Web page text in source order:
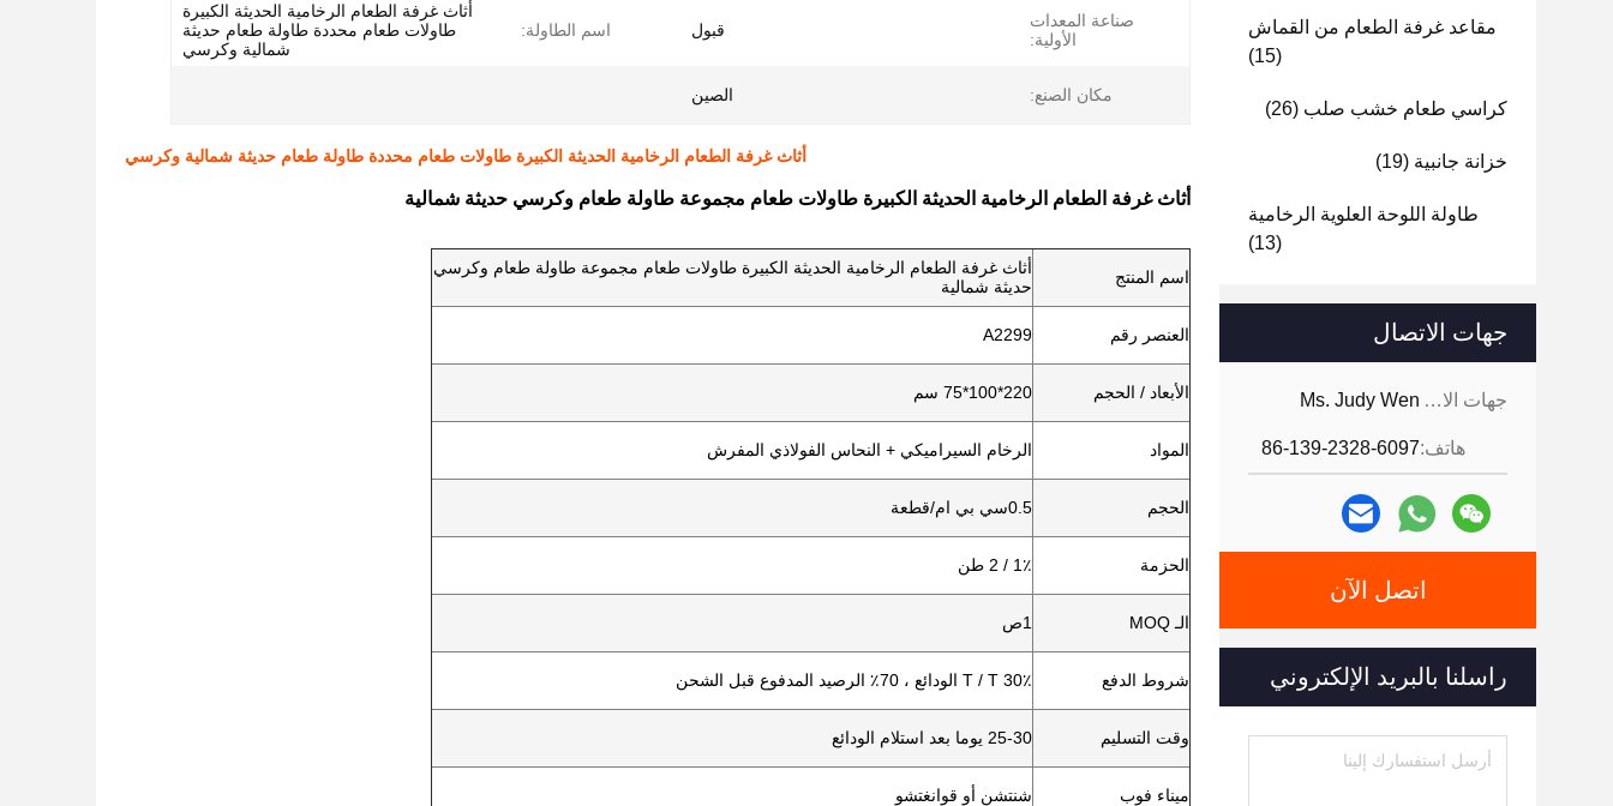
مقاعد غرفة الطعام من القماش
(15)
كراسي طعام خشب صلب (26)
خزانة جانبية (19)
طاولة اللوحة العلوية الرخامية
(13)
جهات الاتصال
جهات الاتصال: Ms. Judy Wen
هاتف:86-139-2328-6097
اتصل الآن
راسلنا بالبريد الإلكتروني
صناعة المعدات
الأولية:
قبول اسم الطاولة:
أثاث غرفة الطعام الرخامية الحديثة الكبيرة
طاولات طعام محددة طاولة طعام حديثة
شمالية وكرسي
مكان الصنع: الصين
أثاث غرفة الطعام الرخامية الحديثة الكبيرة طاولات طعام محددة طاولة طعام حديثة شمالية وكرسي
أثاث غرفة الطعام الرخامية الحديثة الكبيرة طاولات طعام مجموعة طاولة طعام وكرسي حديثة شمالية
اسم المنتج
أثاث غرفة الطعام الرخامية الحديثة الكبيرة طاولات طعام مجموعة طاولة طعام وكرسي
حديثة شمالية
العنصر رقم A2299
الأبعاد / الحجم 220*100*75 سم
المواد الرخام السيراميكي + النحاس الفولاذي المفرش
الحجم 0.5سي بي ام/قطعة
الحزمة 1٪ / 2 طن
الـ MOQ 1ص
شروط الدفع T / T 30٪ الودائع ، 70٪ الرصيد المدفوع قبل الشحن
وقت التسليم 25-30 يوما بعد استلام الودائع
ميناء فوب شنتشن أو قوانغتشو